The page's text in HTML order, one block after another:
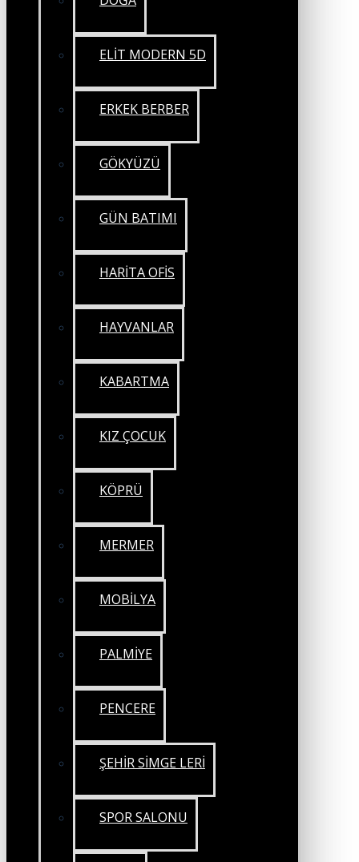
ELİT MODERN 5D
ERKEK BERBER
GÖKYÜZÜ
GÜN BATIMI
HARİTA OFİS
HAYVANLAR
KABARTMA
KIZ ÇOCUK
KÖPRÜ
MERMER
MOBİLYA
PALMİYE
PENCERE
ŞEHİR SİMGE LERİ
SPOR SALONU